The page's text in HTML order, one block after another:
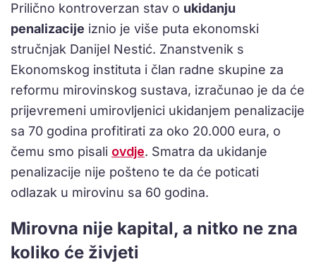
Prilično kontroverzan stav o ukidanju
penalizacije iznio je više puta ekonomski
stručnjak Danijel Nestić. Znanstvenik s
Ekonomskog instituta i član radne skupine za
reformu mirovinskog sustava, izračunao je da će
prijevremeni umirovljenici ukidanjem penalizacije
sa 70 godina profitirati za oko 20.000 eura, o
čemu smo pisali ovdje. Smatra da ukidanje
penalizacije nije pošteno te da će poticati
odlazak u mirovinu sa 60 godina.
Mirovna nije kapital, a nitko ne zna
koliko će živjeti